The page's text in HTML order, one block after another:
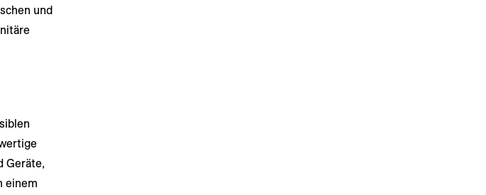
und
Geräte,
einem